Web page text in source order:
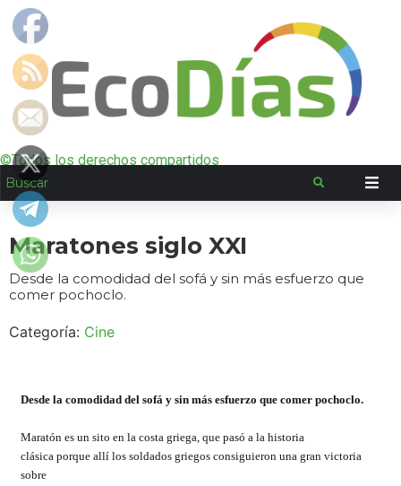
©Todos los derechos compartidos
Maratones siglo XXI
Desde la comodidad del sofá y sin más esfuerzo que
comer pochoclo.
Categoría: Cine
Desde la comodidad del sofá y sin más esfuerzo que comer pochoclo.
Maratón es un sito en la costa griega, que pasó a la historia
clásica porque allí los soldados griegos consiguieron una gran victoria
sobre